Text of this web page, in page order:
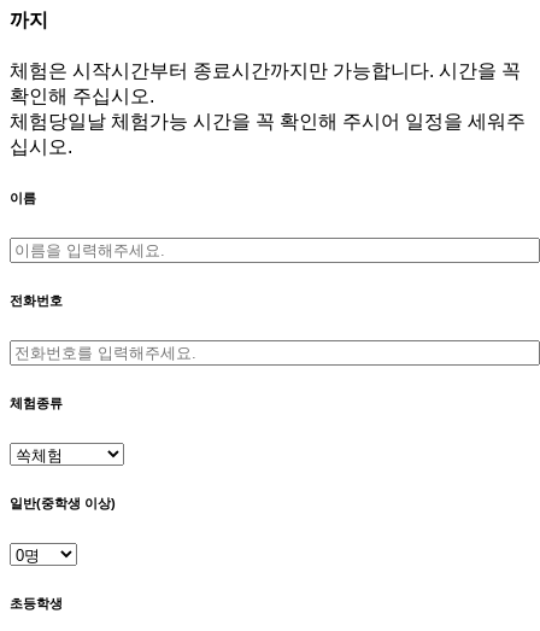
까지
체험은 시작시간부터 종료시간까지만 가능합니다. 시간을 꼭
확인해 주십시오.
체험당일날 체험가능 시간을 꼭 확인해 주시어 일정을 세워주
십시오.
이름
전화번호
체험종류
일반(중학생 이상)
초등학생